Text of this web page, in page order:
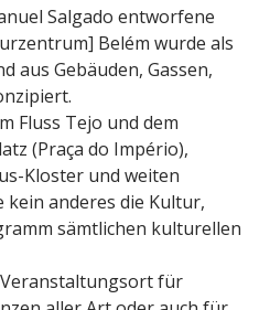
Salgado entworfene
Belém wurde als
aus Gebäuden, Gassen,
Fluss Tejo und dem
(Praça do Império),
Kloster und weiten
kein anderes die Kultur,
sämtlichen kulturellen
für